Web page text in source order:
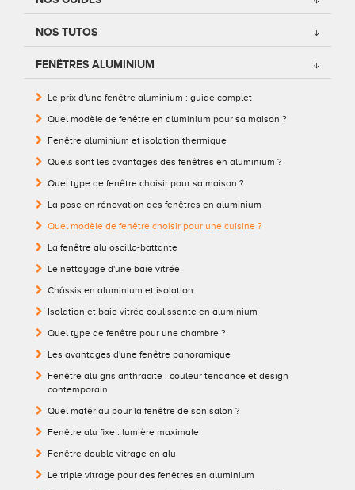
NOS TUTOS
FENÊTRES ALUMINIUM
Le prix d'une fenêtre aluminium : guide complet
Quel modèle de fenêtre en aluminium pour sa maison ?
Fenêtre aluminium et isolation thermique
Quels sont les avantages des fenêtres en aluminium ?
Quel type de fenêtre choisir pour sa maison ?
La pose en rénovation des fenêtres en aluminium
Quel modèle de fenêtre choisir pour une cuisine ?
La fenêtre alu oscillo-battante
Le nettoyage d'une baie vitrée
Châssis en aluminium et isolation
Isolation et baie vitrée coulissante en aluminium
Quel type de fenêtre pour une chambre ?
Les avantages d'une fenêtre panoramique
Fenêtre alu gris anthracite : couleur tendance et design
contemporain
Quel matériau pour la fenêtre de son salon ?
Fenêtre alu fixe : lumière maximale
Fenêtre double vitrage en alu
Le triple vitrage pour des fenêtres en aluminium
Demander un devis
Télécharger le catalogue
Tous nos accessoires volets battants
Télécharger le catalogue
Accessoires
Conseils pour choisir
Demander un devis
Télécharger le catalogue